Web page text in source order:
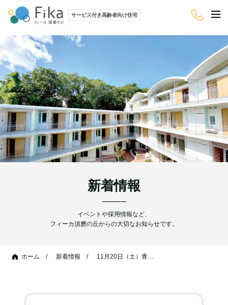
サービス付き高齢者向け住宅
新着情報
イベントや採用情報など、
フィーカ須磨の丘からの大切なお知らせです。
ホーム 新着情報 11月20日（土）青…